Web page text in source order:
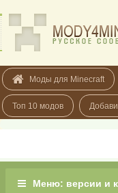
Моды для Minecraft
Топ 10 модов